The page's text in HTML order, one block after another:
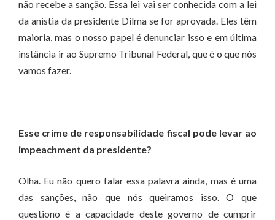
não recebe a sanção. Essa lei vai ser conhecida com a lei
da anistia da presidente Dilma se for aprovada. Eles têm
maioria, mas o nosso papel é denunciar isso e em última
instância ir ao Supremo Tribunal Federal, que é o que nós
vamos fazer.
Esse crime de responsabilidade fiscal pode levar ao
impeachment da presidente?
Olha. Eu não quero falar essa palavra ainda, mas é uma
das sanções, não que nós queiramos isso. O que
questiono é a capacidade deste governo de cumprir